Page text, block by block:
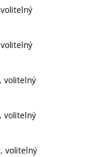
volitelný
volitelný
volitelný